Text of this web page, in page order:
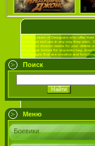
Поиск
Меню
Боевики